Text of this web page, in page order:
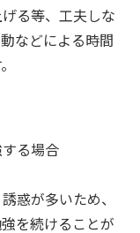
る等、工夫しな
などによる時間
る場合
惑が多いため、
を続けることが